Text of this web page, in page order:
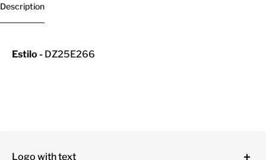
Description
Estilo - DZ25E266
Logo with text